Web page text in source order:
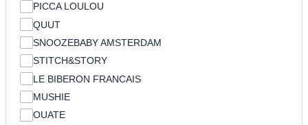
PICCA LOULOU
QUUT
SNOOZEBABY AMSTERDAM
STITCH&STORY
LE BIBERON FRANCAIS
MUSHIE
OUATE